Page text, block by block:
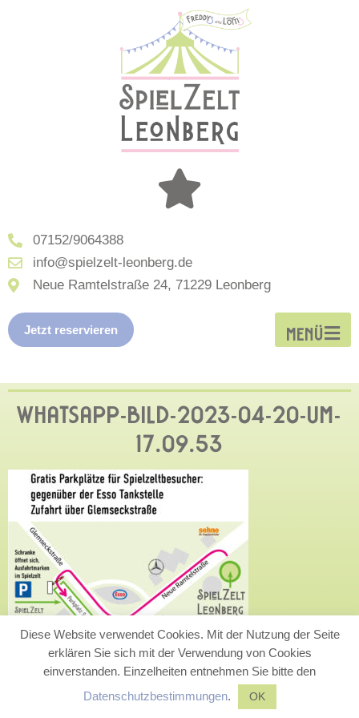
07152/9064388
info@spielzelt-leonberg.de
Neue Ramtelstraße 24, 71229 Leonberg
Jetzt reservieren MENÜ
WHATSAPP-BILD-2023-04-20-UM-
17.09.53
Diese Website verwendet Cookies. Mit der Nutzung der Seite
erklären Sie sich mit der Verwendung von Cookies
einverstanden. Einzelheiten entnehmen Sie bitte den
Datenschutzbestimmungen. OK